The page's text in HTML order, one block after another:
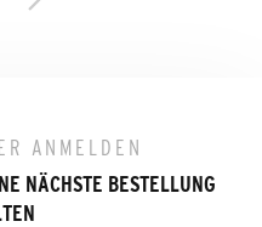
ANMELDEN
NÄCHSTE BESTELLUNG